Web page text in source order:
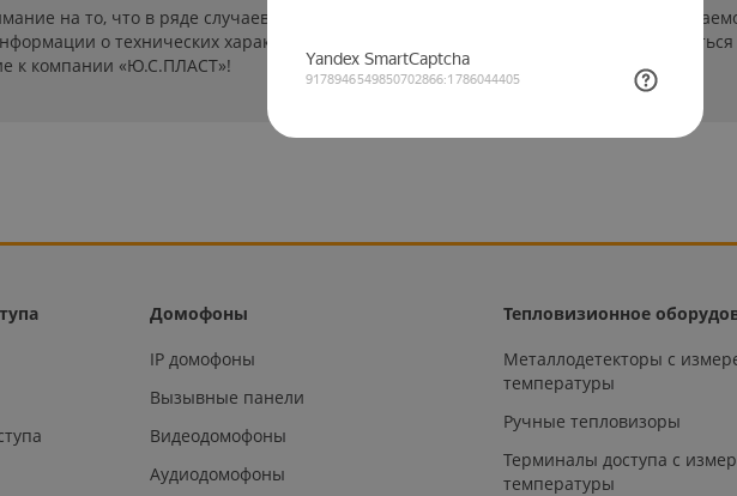
на то, что в ряде случаев производители могут изменить параметры
о технических характеристиках и стоимости товаров необходимо
к компании «Ю.С.ПЛАСТ»!
Домофоны
IP домофоны
Вызывные панели
Видеодомофоны
Аудиодомофоны
Тепловизионное
Металлодетекторы с
температуры
Ручные тепловизоры
Терминалы доступа с
температуры